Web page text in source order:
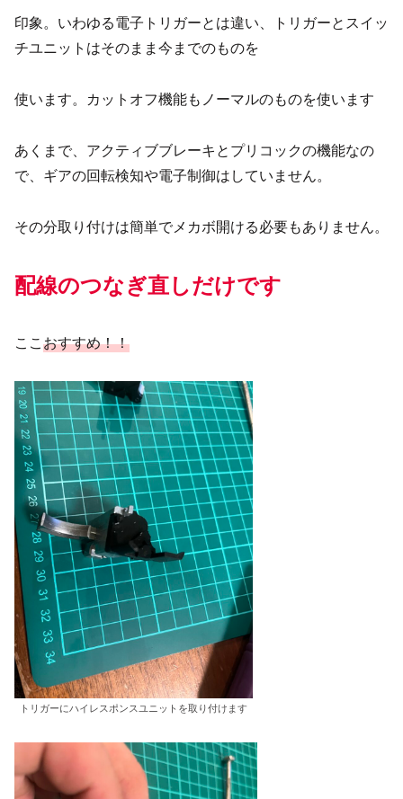
印象。いわゆる電子トリガーとは違い、トリガーとスイッ
チユニットはそのまま今までのものを
使います。カットオフ機能もノーマルのものを使います
あくまで、アクティブブレーキとプリコックの機能なの
で、ギアの回転検知や電子制御はしていません。
その分取り付けは簡単でメカボ開ける必要もありません。
配線のつなぎ直しだけです
ここおすすめ！！
トリガーにハイレスポンスユニットを取り付けます